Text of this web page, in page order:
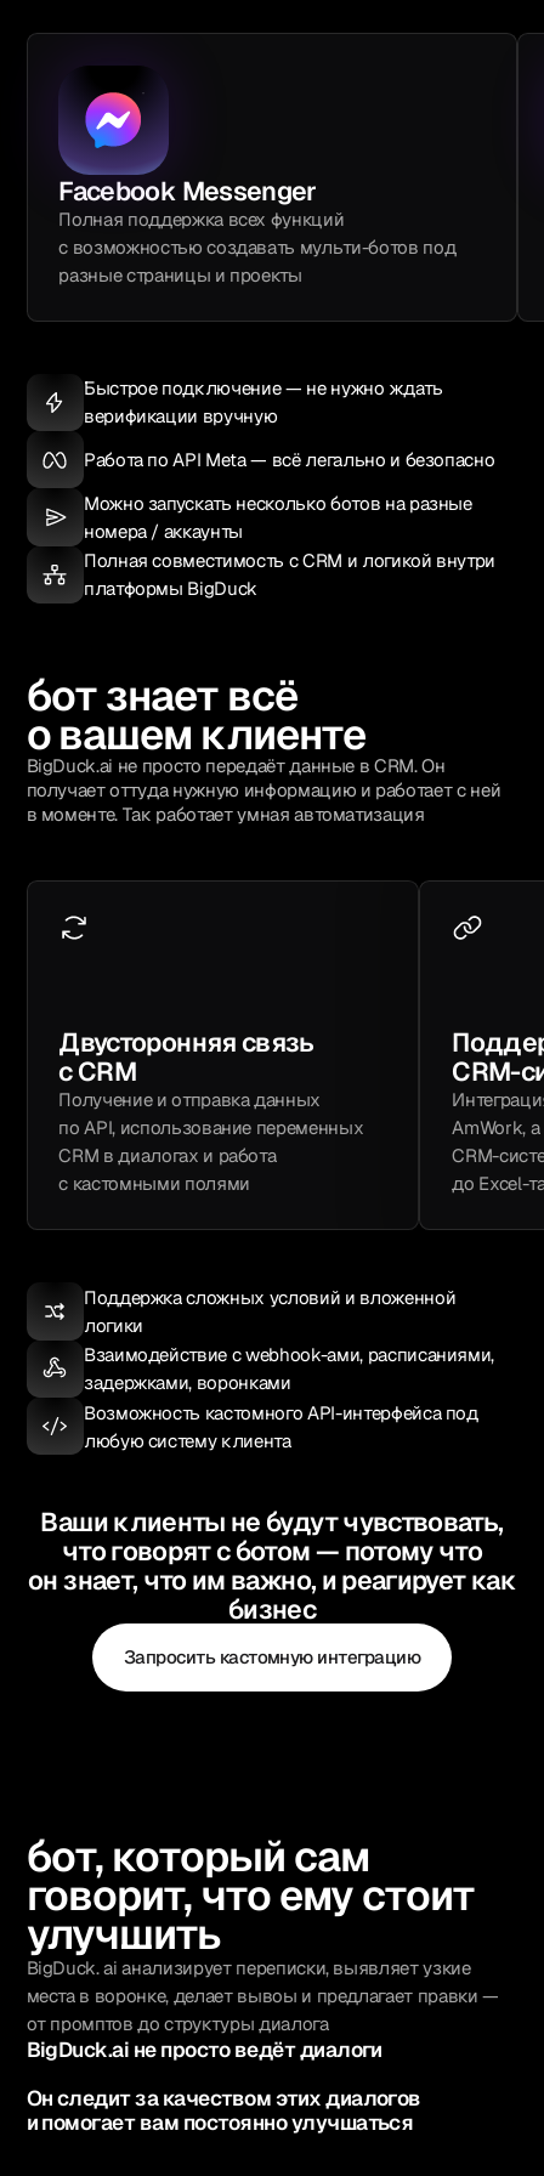
Facebook Messenger
Полная поддержка всех функций
с возможностью создавать мульти-ботов под
разные страницы и проекты
Быстрое подключение — не нужно ждать
верификации вручную
Работа по API Meta — всё легально и безопасно
Можно запускать несколько ботов на разные
номера / аккаунты
Полная совместимость с CRM и логикой внутри
платформы BigDuck
бот знает всё
о вашем клиенте
BigDuck.ai не просто передаёт данные в CRM. Он
получает оттуда нужную информацию и работает с ней
в моменте. Так работает умная автоматизация
Двусторонняя связь
с CRM
Получение и отправка данных
по API, использование переменных
CRM в диалогах и работа
с кастомными полями
CRM-
AmWork,
CRM-
до Excel-
Поддержка сложных условий и вложенной
логики
Взаимодействие с webhook-ами, расписаниями,
задержками, воронками
Возможность кастомного API-интерфейса под
любую систему клиента
Ваши клиенты не будут чувствовать,
что говорят с ботом — потому что
он знает, что им важно, и реагирует как
бизнес
Запросить кастомную интеграцию
бот, который сам
говорит, что ему стоит
улучшить
BigDuck. ai анализирует переписки, выявляет узкие
места в воронке, делает вывоы и предлагает правки —
от промптов до структуры диалога
BigDuck.ai не просто ведёт диалоги
Он следит за качеством этих диалогов
и помогает вам постоянно улучшаться